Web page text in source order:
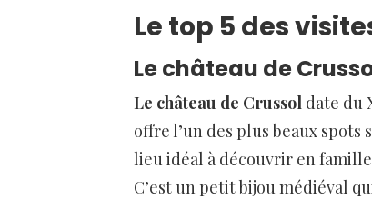
Le top 5 des
Le château de
Le château de Crussol date du
offre l’un des plus beaux spots
lieu idéal à découvrir en
C’est un petit bijou médiéval